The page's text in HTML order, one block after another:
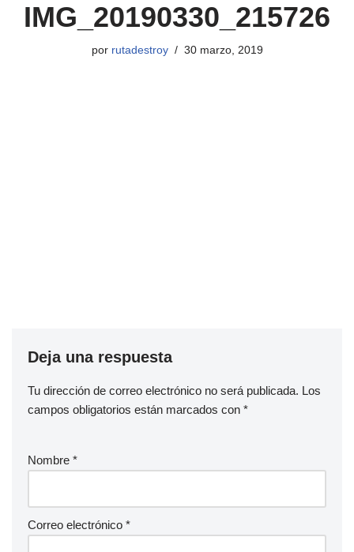
IMG_20190330_215726
por rutadestroy 30 marzo, 2019
Deja una respuesta
Tu dirección de correo electrónico no será publicada. Los
campos obligatorios están marcados con *
Nombre *
Correo electrónico *